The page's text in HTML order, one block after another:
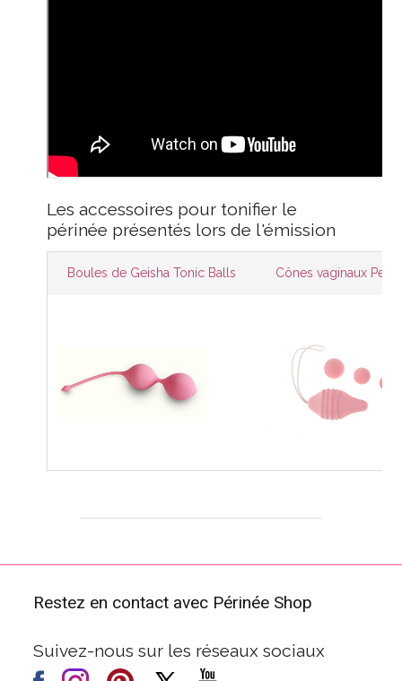
Les accessoires pour tonifier le
périnée présentés lors de l'émission
Boules de Geisha Tonic Balls Cônes vaginaux
Restez en contact avec Périnée Shop
Suivez-nous sur les réseaux sociaux